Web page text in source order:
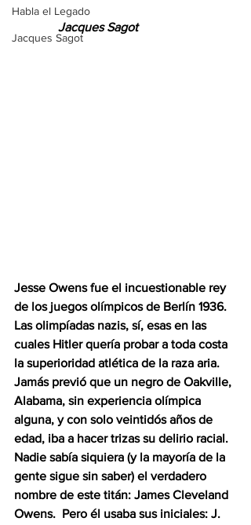
Habla el Legado
Jacques Sagot
Jacques Sagot
Jesse Owens fue el incuestionable rey
de los juegos olímpicos de Berlín 1936.
Las olimpíadas nazis, sí, esas en las
cuales Hitler quería probar a toda costa
la superioridad atlética de la raza aria.
Jamás previó que un negro de Oakville,
Alabama, sin experiencia olímpica
alguna, y con solo veintidós años de
edad, iba a hacer trizas su delirio racial.
Nadie sabía siquiera (y la mayoría de la
gente sigue sin saber) el verdadero
nombre de este titán: James Cleveland
Owens.  Pero él usaba sus iniciales: J.